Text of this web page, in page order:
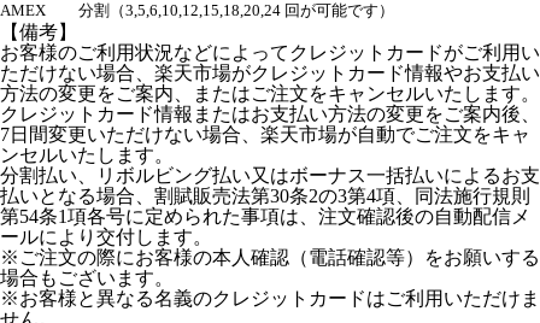
AMEX
分割（3,5,6,10,12,15,18,20,24 回が可能です）
【備考】
お客様のご利用状況などによってクレジットカードがご利用い
ただけない場合、楽天市場がクレジットカード情報やお支払い
方法の変更をご案内、またはご注文をキャンセルいたします。
クレジットカード情報またはお支払い方法の変更をご案内後、
7日間変更いただけない場合、楽天市場が自動でご注文をキャ
ンセルいたします。
分割払い、リボルビング払い又はボーナス一括払いによるお支
払いとなる場合、割賦販売法第30条2の3第4項、同法施行規則
第54条1項各号に定められた事項は、注文確認後の自動配信メ
ールにより交付します。
※ご注文の際にお客様の本人確認（電話確認等）をお願いする
場合もございます。
※お客様と異なる名義のクレジットカードはご利用いただけま